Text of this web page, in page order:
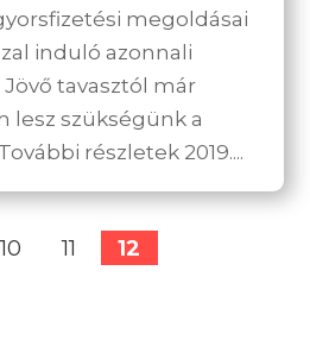
megoldásai
induló azonnali
tavasztól már
lesz szükségünk a
részletek 2019....
10 11 12